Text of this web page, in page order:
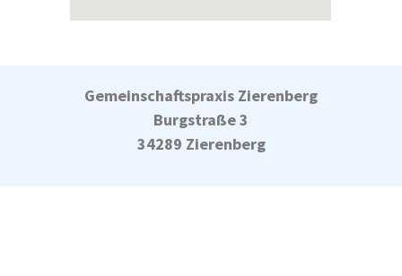
Gemeinschaftspraxis Zierenberg
Burgstraße 3
34289 Zierenberg